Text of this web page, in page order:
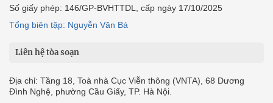
Số giấy phép: 146/GP-BVHTTDL, cấp ngày 17/10/2025
Tổng biên tập: Nguyễn Văn Bá
Liên hệ tòa soạn
Địa chỉ: Tầng 18, Toà nhà Cục Viễn thông (VNTA), 68 Dương
Đình Nghệ, phường Cầu Giấy, TP. Hà Nội.